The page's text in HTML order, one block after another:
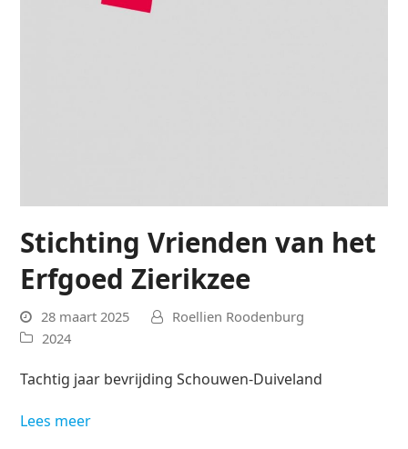
Stichting Vrienden van het
Erfgoed Zierikzee
28 maart 2025
Roellien Roodenburg
2024
Tachtig jaar bevrijding Schouwen-Duiveland
Lees meer